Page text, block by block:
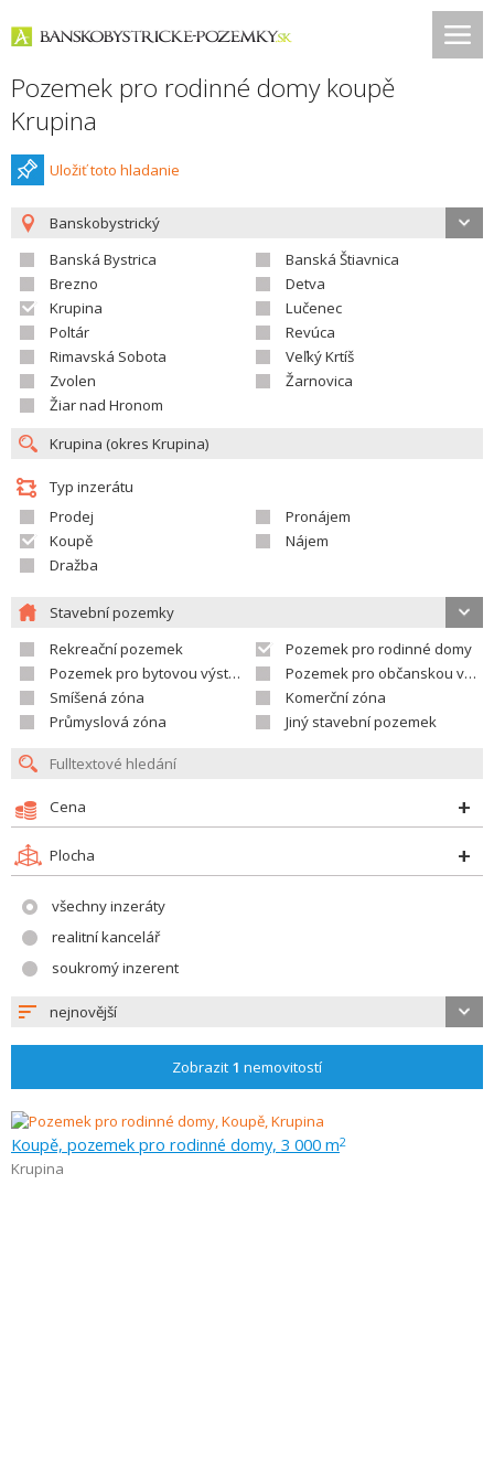
Pozemek pro rodinné domy koupě
Krupina
Uložiť toto hladanie
Banskobystrický
Banská Bystrica
Banská Štiavnica
Brezno
Detva
Krupina
Lučenec
Poltár
Revúca
Rimavská Sobota
Veľký Krtíš
Zvolen
Žarnovica
Žiar nad Hronom
Typ inzerátu
Prodej
Pronájem
Koupě
Nájem
Dražba
Stavební pozemky
Rekreační pozemek
Pozemek pro rodinné domy
Pozemek pro bytovou výstavbu
Pozemek pro občanskou vybavenost
Smíšená zóna
Komerční zóna
Průmyslová zóna
Jiný stavební pozemek
Cena
Plocha
všechny inzeráty
realitní kancelář
soukromý inzerent
nejnovější
Zobrazit 1 nemovitostí
Koupě, pozemek pro rodinné domy, 3 000 m2
Krupina